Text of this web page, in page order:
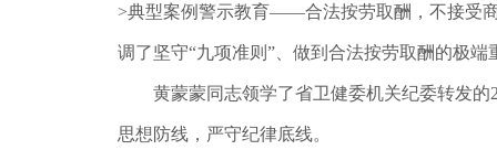
>典型案例警示教育——合法按劳取酬，不接受
调了坚守“九项准则”、做到合法按劳取酬的极
黄蒙蒙同志领学了省卫健委机关纪委转发的
思想防线，严守纪律底线。